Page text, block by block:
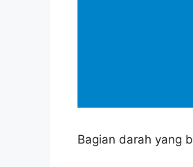
Bagian darah yang